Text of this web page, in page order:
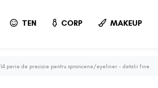
TEN CORP MAKEUP
14 perie de precizie pentru sprancene/eyeliner - detalii fine